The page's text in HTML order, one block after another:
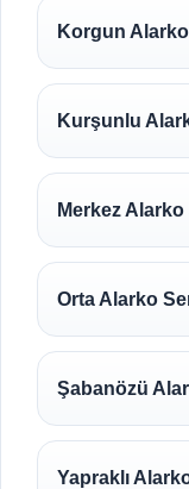
Korgun
Kurşunlu
Merkez
Orta Alarko
Şabanözü
Yapraklı